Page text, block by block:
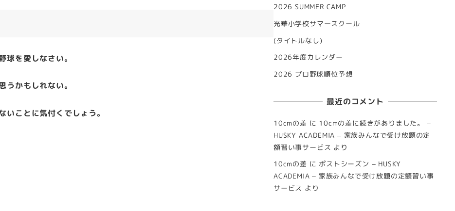
を愛しなさい。
かもしれない。
ことに気付くでしょう。
2026 SUMMER CAMP
光華小学校サマースクール
(タイトルなし)
2026年度カレンダー
2026 プロ野球順位予想
最近のコメント
10cmの差 に 10cmの差に続きがありました。 –
HUSKY ACADEMIA – 家族みんなで受け放題の定
額習い事サービス より
10cmの差 に ポストシーズン – HUSKY
ACADEMIA – 家族みんなで受け放題の定額習い事
サービス より